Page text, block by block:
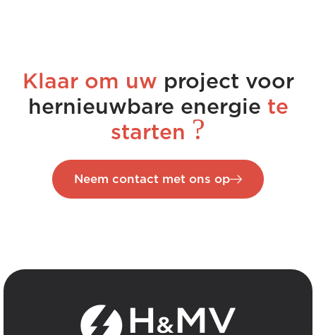
Klaar om uw project voor
hernieuwbare energie te
starten ?
Neem contact met ons op